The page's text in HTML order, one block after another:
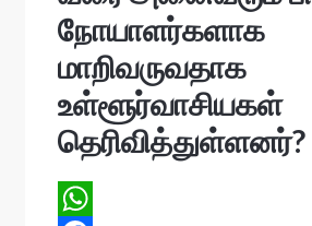
நோயாளர்களாக
மாறிவருவதாக
உள்ளூர்வாசியகள்
தெரிவித்துள்ளனர்?